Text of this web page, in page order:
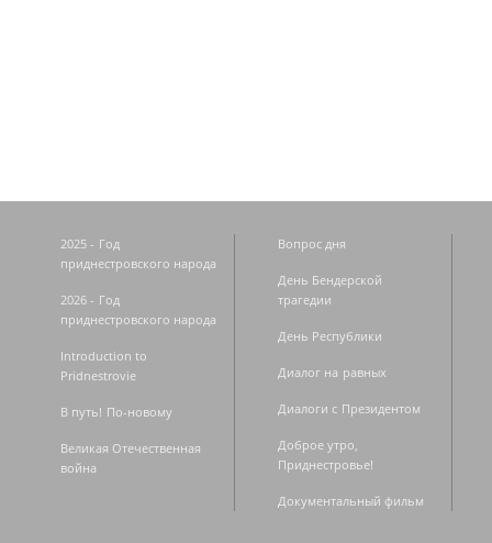
2025 - Год
приднестровского народа
2026 - Год
приднестровского народа
Introduction to
Pridnestrovie
В путь! По-новому
Великая Отечественная
война
Вопрос дня
День Бендерской
трагедии
День Республики
Диалог на равных
Диалоги с Президентом
Доброе утро,
Приднестровье!
Документальный фильм